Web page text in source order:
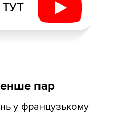
пар
у французькому